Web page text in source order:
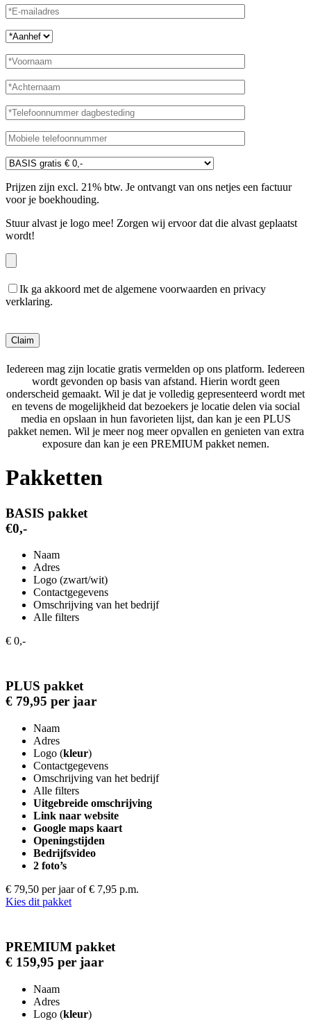
Prijzen zijn excl. 21% btw. Je ontvangt van ons netjes een factuur
voor je boekhouding.
Stuur alvast je logo mee! Zorgen wij ervoor dat die alvast geplaatst
wordt!
Ik ga akkoord met de algemene voorwaarden en privacy
verklaring.
Iedereen mag zijn locatie gratis vermelden op ons platform. Iedereen
wordt gevonden op basis van afstand. Hierin wordt geen
onderscheid gemaakt. Wil je dat je volledig gepresenteerd wordt met
en tevens de mogelijkheid dat bezoekers je locatie delen via social
media en opslaan in hun favorieten lijst, dan kan je een PLUS
pakket nemen. Wil je meer nog meer opvallen en genieten van extra
exposure dan kan je een PREMIUM pakket nemen.
Pakketten
BASIS pakket
€0,-
Naam
Adres
Logo (zwart/wit)
Contactgegevens
Omschrijving van het bedrijf
Alle filters
€ 0,-
PLUS pakket
€ 79,95 per jaar
Naam
Adres
Logo (kleur)
Contactgegevens
Omschrijving van het bedrijf
Alle filters
Uitgebreide omschrijving
Link naar website
Google maps kaart
Openingstijden
Bedrijfsvideo
2 foto’s
€ 79,50 per jaar of € 7,95 p.m.
Kies dit pakket
PREMIUM pakket
€ 159,95 per jaar
Naam
Adres
Logo (kleur)